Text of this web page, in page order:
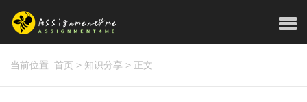
当前位置: 首页 > 知识分享 > 正文